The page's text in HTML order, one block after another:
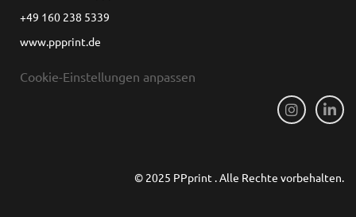
+49 160 238 5339
www.ppprint.de
Cookie-Einstellungen anpassen
© 2025 PPprint . Alle Rechte vorbehalten.